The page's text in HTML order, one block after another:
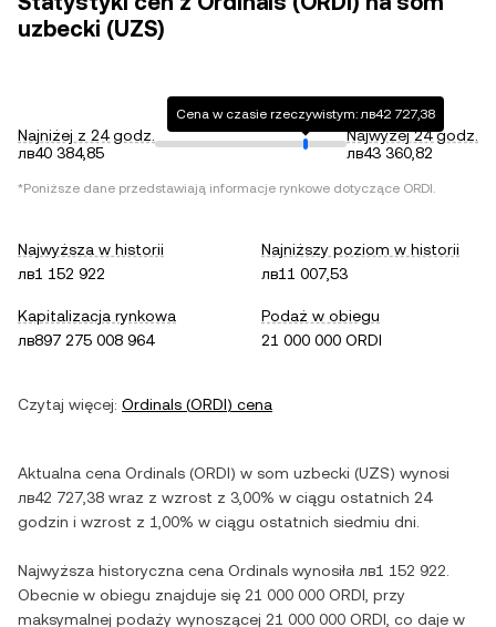
uzbecki (UZS)
Najniżej z 24 godz.
лв40 384,85
Cena w czasie rzeczywistym: лв42 727,38
Najwyżej 24 godz.
лв43 360,82
*Poniższe dane przedstawiają informacje rynkowe dotyczące ORDI.
Najwyższa w historii
лв1 152 922
Najniższy poziom w historii
лв11 007,53
Kapitalizacja rynkowa
лв897 275 008 964
Podaż w obiegu
21 000 000 ORDI
Czytaj więcej: Ordinals (ORDI) cena
Aktualna cena Ordinals (ORDI) w som uzbecki (UZS) wynosi
лв42 727,38 wraz z wzrost z 3,00% w ciągu ostatnich 24
godzin i wzrost z 1,00% w ciągu ostatnich siedmiu dni.
Najwyższa historyczna cena Ordinals wynosiła лв1 152 922
Obecnie w obiegu znajduje się 21 000 000 ORDI , przy
maksymalnej podaży wynoszącej 21 000 000 ORDI , co daje w